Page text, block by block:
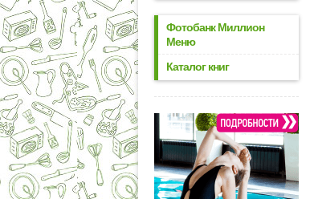
Фотобанк Миллион
Меню
Каталог книг